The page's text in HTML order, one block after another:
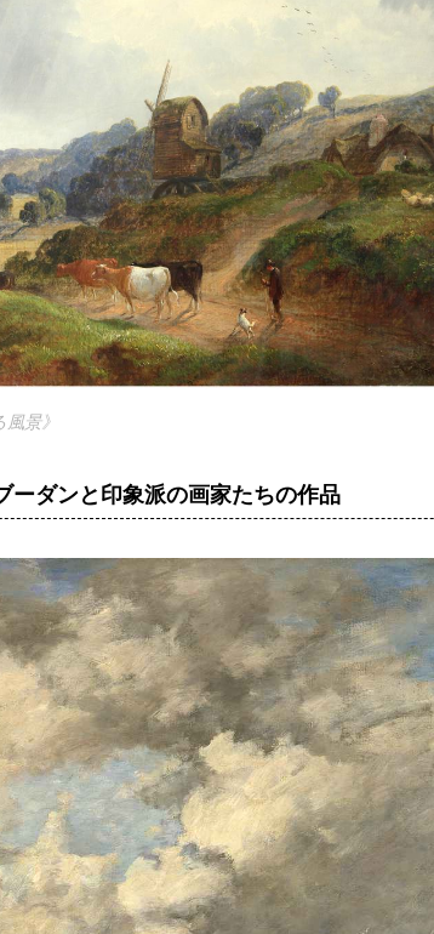
景》
ーダンと印象派の画家たちの作品